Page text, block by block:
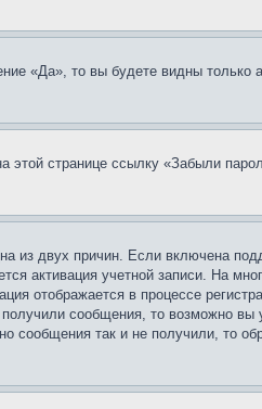
«Да», то вы будете видны только
этой странице ссылку «Забыли
из двух причин. Если включена
активация учетной записи. На
отображается в процессе
сообщения, то возможно вы
сообщения так и не получили, то